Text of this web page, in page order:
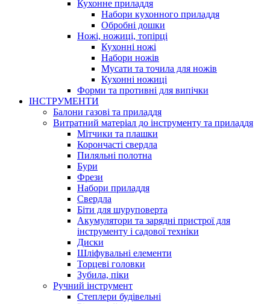
Кухонне приладдя
Набори кухонного приладдя
Обробні дошки
Ножі, ножиці, топірці
Кухонні ножі
Набори ножів
Мусати та точила для ножів
Кухонні ножиці
Форми та противні для випічки
ІНСТРУМЕНТИ
Балони газові та приладдя
Витратний матеріал до інструменту та приладдя
Мітчики та плашки
Корончасті свердла
Пиляльні полотна
Бури
Фрези
Набори приладдя
Свердла
Біти для шуруповерта
Акумулятори та зарядні пристрої для
інструменту і садової техніки
Диски
Шліфувальні елементи
Торцеві головки
Зубила, піки
Ручний інструмент
Степлери будівельні